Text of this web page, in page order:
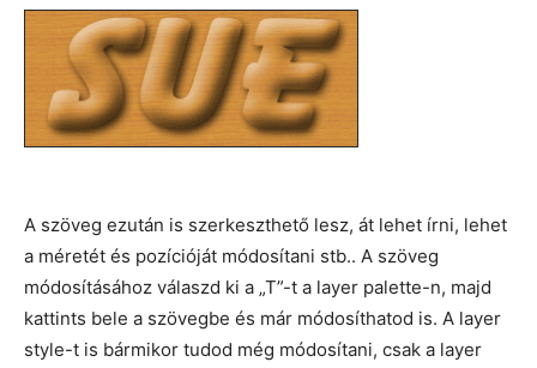
A szöveg ezután is szerkeszthető lesz, át lehet írni, lehet
a méretét és pozícióját módosítani stb.. A szöveg
módosításához válaszd ki a „T”-t a layer palette-n, majd
kattints bele a szövegbe és már módosíthatod is. A layer
style-t is bármikor tudod még módosítani, csak a layer